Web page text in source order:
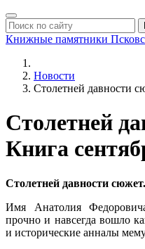
Книжные памятники
Новости
Столетней давности
Столетней
Книга
Столетней давности
Имя Анатолия
прочно и навсегда вошло
и исторические анналы